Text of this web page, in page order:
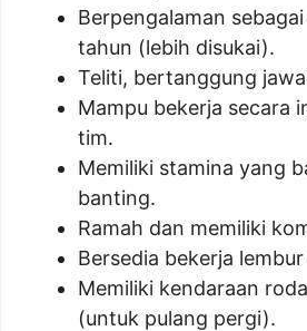
Berpengalaman
tahun (lebih disukai).
Teliti, bertanggung
Mampu bekerja secara
tim.
Memiliki stamina yang
banting.
Ramah dan memiliki
Bersedia bekerja
Memiliki kendaraan
(untuk pulang pergi).